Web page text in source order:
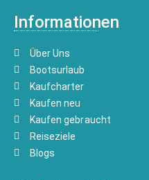
Informationen
Über Uns
Bootsurlaub
Kaufcharter
Kaufen neu
Kaufen gebraucht
Reiseziele
Blogs